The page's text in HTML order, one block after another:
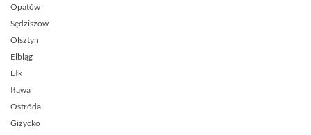
Opatów
Sędziszów
Olsztyn
Elbląg
Ełk
Iława
Ostróda
Giżycko